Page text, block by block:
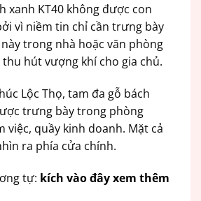
xanh KT40 không được con
vì niềm tin chỉ cần trưng bày
trong nhà hoặc văn phòng
hút vượng khí cho gia chủ.
Lộc Thọ, tam đa gỗ bách
trưng bày trong phòng
việc, quầy kinh doanh. Mặt cả
ra phía cửa chính.
tự: kích vào đây xem thêm